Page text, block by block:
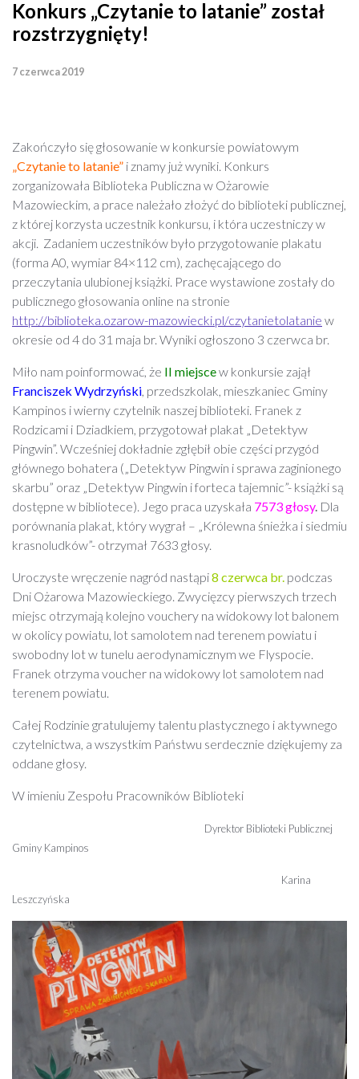
Konkurs „Czytanie to latanie” został
rozstrzygnięty!
7 czerwca 2019
Zakończyło się głosowanie w konkursie powiatowym
„Czytanie to latanie” i znamy już wyniki. Konkurs
zorganizowała Biblioteka Publiczna w Ożarowie
Mazowieckim, a prace należało złożyć do biblioteki publicznej,
z której korzysta uczestnik konkursu, i która uczestniczy w
akcji. Zadaniem uczestników było przygotowanie plakatu
(forma A0, wymiar 84×112 cm), zachęcającego do
przeczytania ulubionej książki. Prace wystawione zostały do
publicznego głosowania online na stronie
http://biblioteka.ozarow-mazowiecki.pl/czytanietolatanie w
okresie od 4 do 31 maja br. Wyniki ogłoszono 3 czerwca br.
Miło nam poinformować, że II miejscew konkursie zajął
Franciszek Wydrzyński, przedszkolak, mieszkaniec Gminy
Kampinos i wierny czytelnik naszej biblioteki. Franek z
Rodzicami i Dziadkiem, przygotował plakat „Detektyw
Pingwin”. Wcześniej dokładnie zgłębił obie części przygód
głównego bohatera („Detektyw Pingwin i sprawa zaginionego
skarbu” oraz „Detektyw Pingwin i forteca tajemnic”- książki są
dostępne w bibliotece). Jego praca uzyskała 7573 głosy. Dla
porównania plakat, który wygrał – „Królewna śnieżka i siedmiu
krasnoludków”- otrzymał 7633 głosy.
Uroczyste wręczenie nagród nastąpi8 czerwca br. podczas
Dni Ożarowa Mazowieckiego. Zwycięzcy pierwszych trzech
miejsc otrzymają kolejno vouchery na widokowy lot balonem
w okolicy powiatu, lot samolotem nad terenem powiatu i
swobodny lot w tunelu aerodynamicznym we Flyspocie.
Franek otrzyma voucher na widokowy lot samolotem nad
terenem powiatu.
Całej Rodzinie gratulujemy talentu plastycznego i aktywnego
czytelnictwa, a wszystkim Państwu serdecznie dziękujemy za
oddane głosy.
W imieniu Zespołu Pracowników Biblioteki
Dyrektor Biblioteki Publicznej
Gminy Kampinos
Karina
Leszczyńska